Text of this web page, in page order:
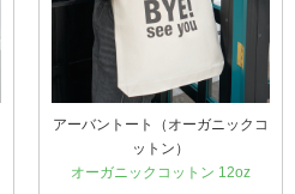
アーバントート（オーガニックコ
ットン）
オーガニックコットン 12oz